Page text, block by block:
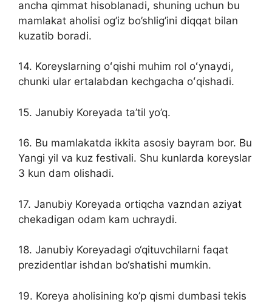
ancha qimmat hisoblanadi, shuning uchun bu
mamlakat aholisi og’iz bo’shlig’ini diqqat bilan
kuzatib boradi.
14. Koreyslarning oʻqishi muhim rol oʻynaydi,
chunki ular ertalabdan kechgacha oʻqishadi.
15. Janubiy Koreyada ta’til yo’q.
16. Bu mamlakatda ikkita asosiy bayram bor. Bu
Yangi yil va kuz festivali. Shu kunlarda koreyslar
3 kun dam olishadi.
17. Janubiy Koreyada ortiqcha vazndan aziyat
chekadigan odam kam uchraydi.
18. Janubiy Koreyadagi o‘qituvchilarni faqat
prezidentlar ishdan bo‘shatishi mumkin.
19. Koreya aholisining ko’p qismi dumbasi tekis